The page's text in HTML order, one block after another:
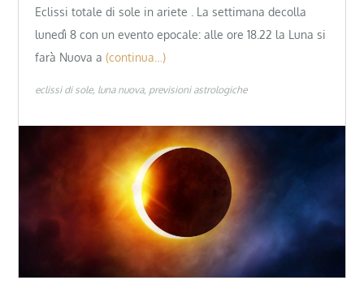
Eclissi totale di sole in ariete . La settimana decolla
lunedì 8 con un evento epocale: alle ore 18.22 la Luna si
farà Nuova a (continua…)
eclissi di sole luna nuova previsioni astrologiche